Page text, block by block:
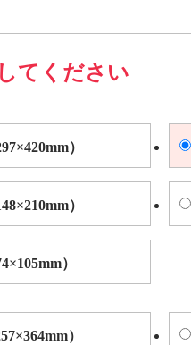
てください
）
）
）
）